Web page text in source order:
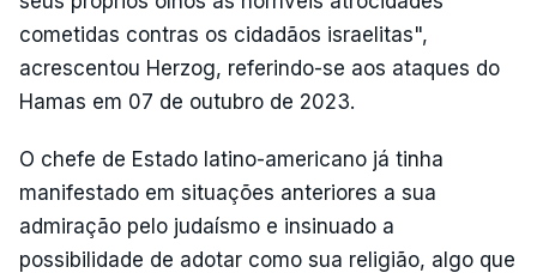
cometidas contras os cidadãos israelitas",
acrescentou Herzog, referindo-se aos ataques do
Hamas em 07 de outubro de 2023.
O chefe de Estado latino-americano já tinha
manifestado em situações anteriores a sua
admiração pelo judaísmo e insinuado a
possibilidade de adotar como sua religião, algo que